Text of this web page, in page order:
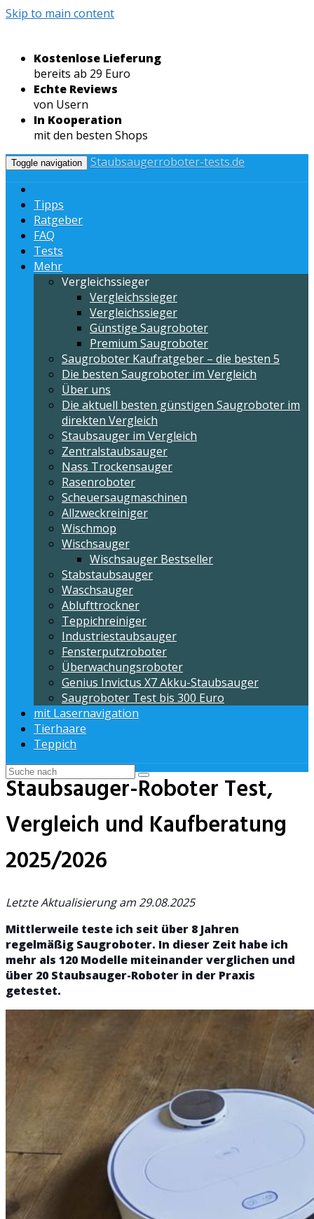
Skip to main content
Kostenlose Lieferung
bereits ab 29 Euro
Echte Reviews
von Usern
In Kooperation
mit den besten Shops
Toggle navigation Staubsaugerroboter-tests.de
Tipps
Ratgeber
FAQ
Tests
Mehr
Vergleichssieger
Vergleichssieger
Vergleichssieger
Günstige Saugroboter
Premium Saugroboter
Saugroboter Kaufratgeber – die besten 5
Die besten Saugroboter im Vergleich
Über uns
Die aktuell besten günstigen Saugroboter im
direkten Vergleich
Staubsauger im Vergleich
Zentralstaubsauger
Nass Trockensauger
Rasenroboter
Scheuersaugmaschinen
Allzweckreiniger
Wischmop
Wischsauger
Wischsauger Bestseller
Stabstaubsauger
Waschsauger
Ablufttrockner
Teppichreiniger
Industriestaubsauger
Fensterputzroboter
Überwachungsroboter
Genius Invictus X7 Akku-Staubsauger
Saugroboter Test bis 300 Euro
mit Lasernavigation
Tierhaare
Teppich
Staubsauger-Roboter Test,
Vergleich und Kaufberatung
2025/2026
Letzte Aktualisierung am 29.08.2025
Mittlerweile teste ich seit über 8 Jahren
regelmäßig Saugroboter. In dieser Zeit habe ich
mehr als 120 Modelle miteinander verglichen und
über 20 Staubsauger-Roboter in der Praxis
getestet.